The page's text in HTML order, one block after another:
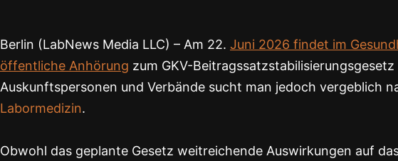
Berlin (LabNews Media LLC) – Am 22. Juni 2026 findet im
öffentliche Anhörung zum GKV-
Auskunftspersonen und Verbände sucht man jedoch vergeblich
Labormedizin.
Obwohl das geplante Gesetz weitreichende Auswirkungen auf